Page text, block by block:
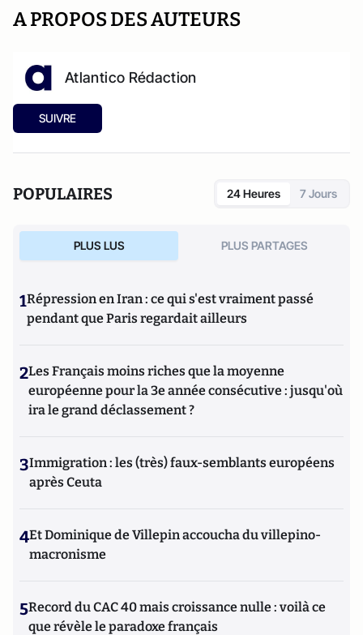
A PROPOS DES AUTEURS
Atlantico Rédaction
SUIVRE
POPULAIRES 24 Heures 7 Jours
PLUS LUS PLUS PARTAGES
1Répression en Iran : ce qui s'est vraiment passé
pendant que Paris regardait ailleurs
2Les Français moins riches que la moyenne
européenne pour la 3e année consécutive : jusqu'où
ira le grand déclassement ?
3Immigration : les (très) faux-semblants européens
après Ceuta
4Et Dominique de Villepin accoucha du villepino-
macronisme
5Record du CAC 40 mais croissance nulle : voilà ce
que révèle le paradoxe français